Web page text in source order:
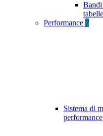
Bandi
Performance 7
Sistema di
performance